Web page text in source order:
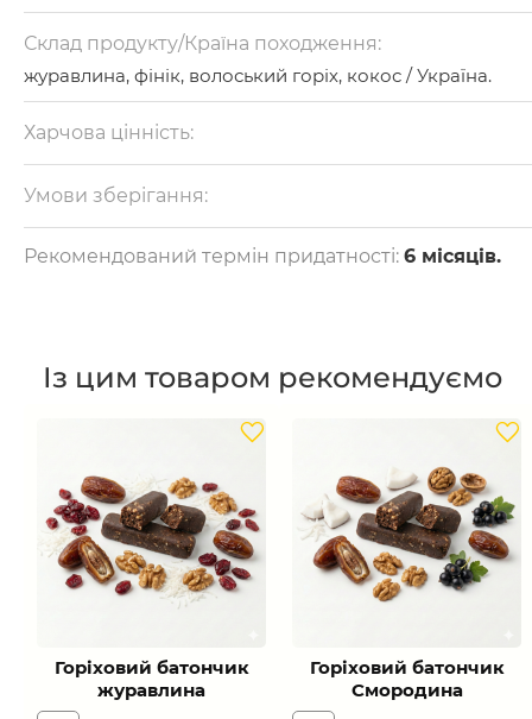
Склад продукту/Країна походження:
журавлина, фінік, волоський горіх, кокос / Україна.
Харчова цінність:
на 100 г: білки – 5 г, жири – 20 г, вуглеводи – 63г .
Калорійність: 441 Ккал
Умови зберігання:
Зберігати в темному місці при температурі від 0 до +21
°С та відносній вологості не більше 65%.
Рекомендований термін придатності: 6 місяців.
Із цим товаром рекомендуємо
Горіховий батончик
журавлина
Горіховий батончик
Смородина